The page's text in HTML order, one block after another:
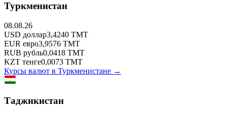
Туркменистан
08.08.26
USD доллар3,4240 TMT
EUR евро3,9576 TMT
RUB рубль0,0418 TMT
KZT тенге0,0073 TMT
Курсы валют в Туркменистане →
Таджикистан